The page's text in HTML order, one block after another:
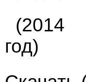
(2014
год)